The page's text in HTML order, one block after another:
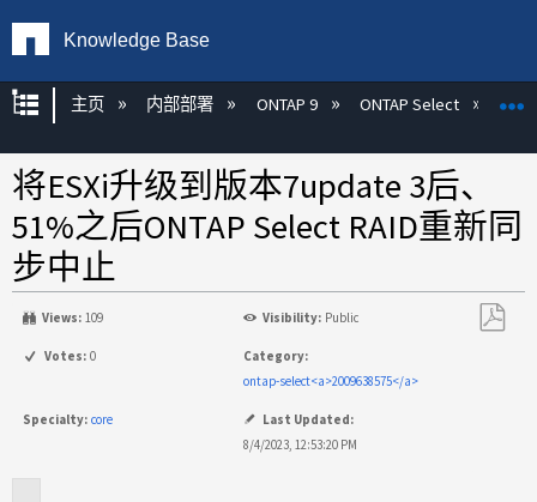
Knowledge Base
扩展/隐缩全局层次
主页 内部部署 ONTAP 9 ONTAP Select
将ESXi升级到版本7update 3后、
51%之后ONTAP Select RAID重新同
步中止
Views: 109 Visibility: Public
Votes: 0
Category:
ontap-select<a>2009638575</a>
Specialty: core
Last Updated:
8/4/2023, 12:53:20 PM